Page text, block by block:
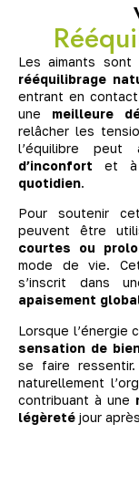
Les aimants sont
rééquilibrage
entrant en
une meilleure
relâcher les
l’équilibre
d’inconfort et à
quotidien.
Pour soutenir
peuvent être
courtes ou
mode de vie.
s’inscrit dans
apaisement
Lorsque l’énergie
sensation de
se faire
naturellement
contribuant à une
légèreté jour